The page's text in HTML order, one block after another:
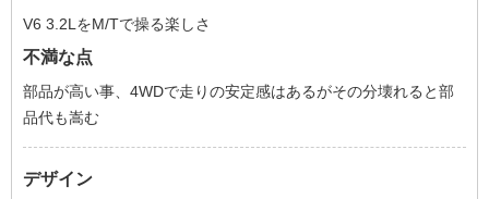
V6 3.2LをM/Tで操る楽しさ
不満な点
部品が高い事、4WDで走りの安定感はあるがその分壊れると部
品代も嵩む
デザイン